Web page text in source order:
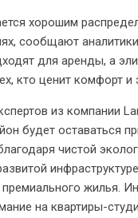
хорошим
сообщают
для аренды, а
кто ценит комфорт и
из компании
будет оставаться
чистой
жилья.
на квартиры-